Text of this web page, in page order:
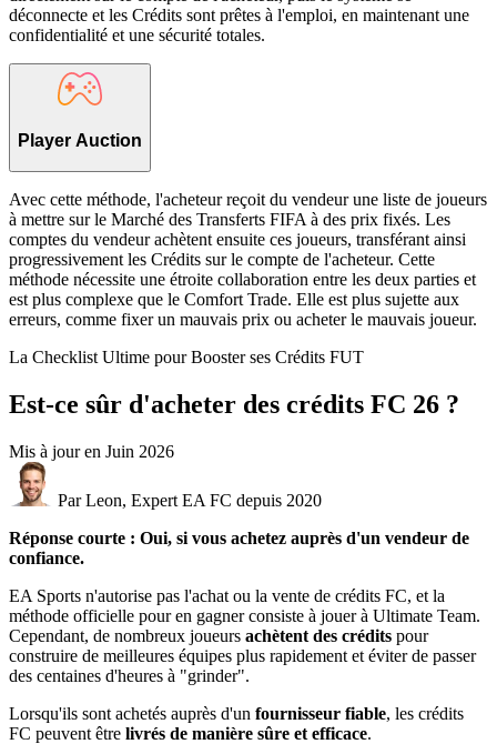
déconnecte et les Crédits sont prêtes à l'emploi, en maintenant une
confidentialité et une sécurité totales.
Player Auction
Avec cette méthode, l'acheteur reçoit du vendeur une liste de joueurs
à mettre sur le Marché des Transferts FIFA à des prix fixés. Les
comptes du vendeur achètent ensuite ces joueurs, transférant ainsi
progressivement les Crédits sur le compte de l'acheteur. Cette
méthode nécessite une étroite collaboration entre les deux parties et
est plus complexe que le Comfort Trade. Elle est plus sujette aux
erreurs, comme fixer un mauvais prix ou acheter le mauvais joueur.
La Checklist Ultime pour Booster ses Crédits FUT
Est-ce sûr d'acheter des crédits FC 26 ?
Mis à jour en Juin 2026
Par Leon, Expert EA FC depuis 2020
Réponse courte : Oui, si vous achetez auprès d'un vendeur de
confiance.
EA Sports n'autorise pas l'achat ou la vente de crédits FC, et la
méthode officielle pour en gagner consiste à jouer à Ultimate Team.
Cependant, de nombreux joueurs achètent des crédits pour
construire de meilleures équipes plus rapidement et éviter de passer
des centaines d'heures à "grinder".
Lorsqu'ils sont achetés auprès d'un fournisseur fiable, les crédits
FC peuvent être livrés de manière sûre et efficace.